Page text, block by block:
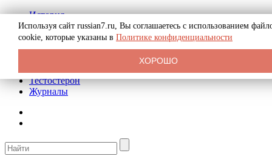
История
Биография
Криминал
Реклама на сайте
Тестостерон
Журналы
Используя сайт russian7.ru, Вы соглашаетесь с использованием
cookie, которые указаны в Политике конфиденциальности
ХОРОШО